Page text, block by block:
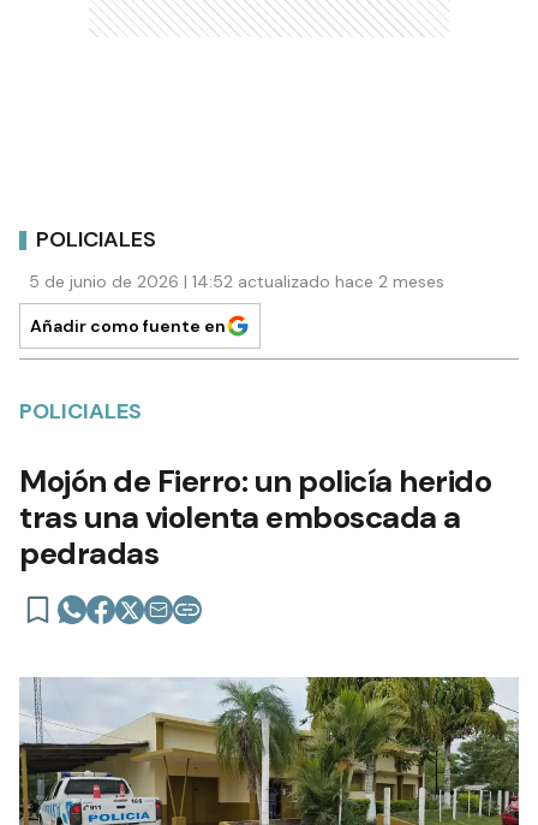
POLICIALES
5 de junio de 2026 | 14:52 actualizado hace 2 meses
Añadir como fuente en
POLICIALES
Mojón de Fierro: un policía herido
tras una violenta emboscada a
pedradas